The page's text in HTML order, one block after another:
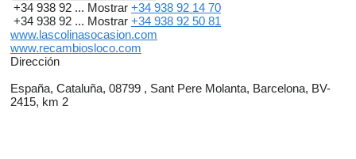
+34 938 92 ... Mostrar +34 938 92 14 70
+34 938 92 ... Mostrar +34 938 92 50 81
www.lascolinasocasion.com
www.recambiosloco.com
Dirección
España, Cataluña, 08799 , Sant Pere Molanta, Barcelona, BV-
2415, km 2